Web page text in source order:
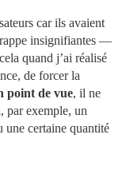
car ils avaient
insignifiantes —
quand j’ai réalisé
de forcer la
point de vue, il ne
par exemple, un
une certaine quantité